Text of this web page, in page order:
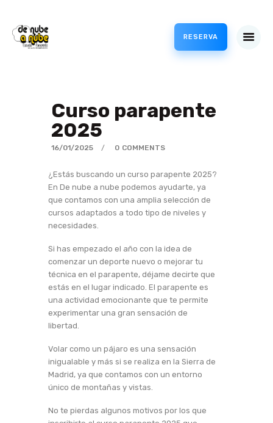
RESERVA
PROFESIONAL
TIENDA
METEO
ACCESO CLIENTES /
CANJEAR BONOS
PARAPENTE
BLOG
Curso parapente
2025
16/01/2025 0 COMMENTS
¿Estás buscando un curso parapente 2025?
En De nube a nube podemos ayudarte, ya
que contamos con una amplia selección de
cursos adaptados a todo tipo de niveles y
necesidades.
Si has empezado el año con la idea de
comenzar un deporte nuevo o mejorar tu
técnica en el parapente, déjame decirte que
estás en el lugar indicado. El parapente es
una actividad emocionante que te permite
experimentar una gran sensación de
libertad.
Volar como un pájaro es una sensación
inigualable y más si se realiza en la Sierra de
Madrid, ya que contamos con un entorno
único de montañas y vistas.
No te pierdas algunos motivos por los que